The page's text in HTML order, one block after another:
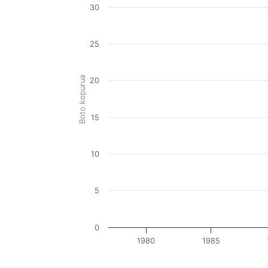
Boto kopurua
1980 1985
0
5
10
15
20
25
30